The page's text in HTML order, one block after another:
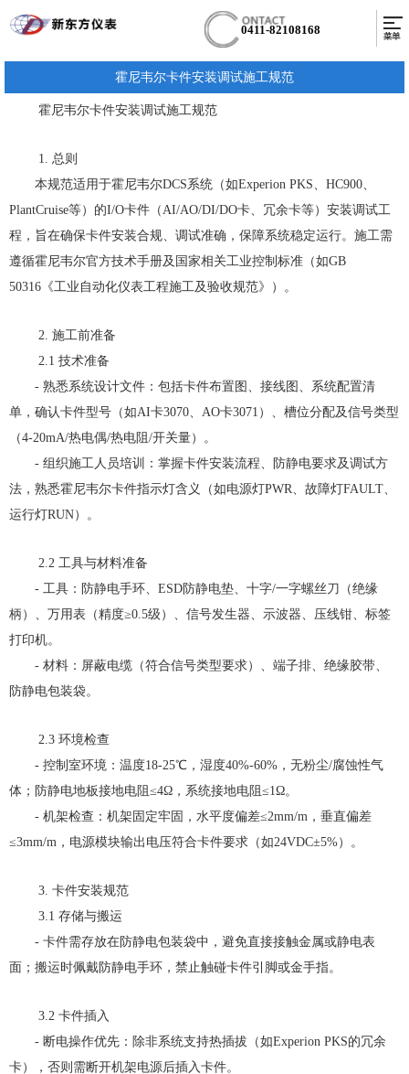
0411-82108168
霍尼韦尔卡件安装调试施工规范
霍尼韦尔卡件安装调试施工规范
1. 总则
本规范适用于霍尼韦尔DCS系统（如Experion PKS、HC900、
PlantCruise等）的I/O卡件（AI/AO/DI/DO卡、冗余卡等）安装调试工
程，旨在确保卡件安装合规、调试准确，保障系统稳定运行。施工需
遵循霍尼韦尔官方技术手册及国家相关工业控制标准（如GB
50316《工业自动化仪表工程施工及验收规范》）。
2. 施工前准备
2.1 技术准备
- 熟悉系统设计文件：包括卡件布置图、接线图、系统配置清
单，确认卡件型号（如AI卡3070、AO卡3071）、槽位分配及信号类型
（4-20mA/热电偶/热电阻/开关量）。
- 组织施工人员培训：掌握卡件安装流程、防静电要求及调试方
法，熟悉霍尼韦尔卡件指示灯含义（如电源灯PWR、故障灯FAULT、
运行灯RUN）。
2.2 工具与材料准备
- 工具：防静电手环、ESD防静电垫、十字/一字螺丝刀（绝缘
柄）、万用表（精度≥0.5级）、信号发生器、示波器、压线钳、标签
打印机。
- 材料：屏蔽电缆（符合信号类型要求）、端子排、绝缘胶带、
防静电包装袋。
2.3 环境检查
- 控制室环境：温度18-25℃，湿度40%-60%，无粉尘/腐蚀性气
体；防静电地板接地电阻≤4Ω，系统接地电阻≤1Ω。
- 机架检查：机架固定牢固，水平度偏差≤2mm/m，垂直偏差
≤3mm/m，电源模块输出电压符合卡件要求（如24VDC±5%）。
3. 卡件安装规范
3.1 存储与搬运
- 卡件需存放在防静电包装袋中，避免直接接触金属或静电表
面；搬运时佩戴防静电手环，禁止触碰卡件引脚或金手指。
3.2 卡件插入
- 断电操作优先：除非系统支持热插拔（如Experion PKS的冗余
卡），否则需断开机架电源后插入卡件。